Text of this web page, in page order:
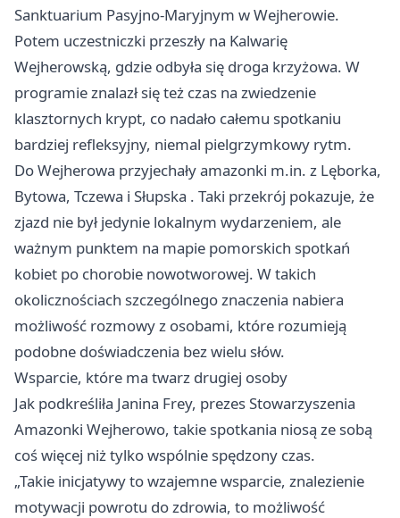
Sanktuarium Pasyjno-Maryjnym w Wejherowie.
Potem uczestniczki przeszły na Kalwarię
Wejherowską, gdzie odbyła się droga krzyżowa. W
programie znalazł się też czas na zwiedzenie
klasztornych krypt, co nadało całemu spotkaniu
bardziej refleksyjny, niemal pielgrzymkowy rytm.
Do Wejherowa przyjechały amazonki m.in. z Lęborka,
Bytowa, Tczewa i Słupska . Taki przekrój pokazuje, że
zjazd nie był jedynie lokalnym wydarzeniem, ale
ważnym punktem na mapie pomorskich spotkań
kobiet po chorobie nowotworowej. W takich
okolicznościach szczególnego znaczenia nabiera
możliwość rozmowy z osobami, które rozumieją
podobne doświadczenia bez wielu słów.
Wsparcie, które ma twarz drugiej osoby
Jak podkreśliła Janina Frey, prezes Stowarzyszenia
Amazonki Wejherowo, takie spotkania niosą ze sobą
coś więcej niż tylko wspólnie spędzony czas.
„Takie inicjatywy to wzajemne wsparcie, znalezienie
motywacji powrotu do zdrowia, to możliwość